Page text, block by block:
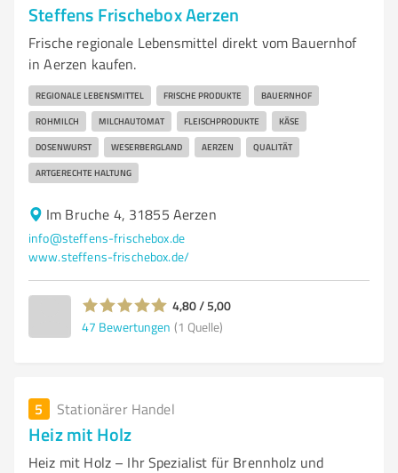
Steffens Frischebox Aerzen
Frische regionale Lebensmittel direkt vom Bauernhof
in Aerzen kaufen.
REGIONALE LEBENSMITTEL FRISCHE PRODUKTE BAUERNHOF
ROHMILCH MILCHAUTOMAT FLEISCHPRODUKTE KÄSE
DOSENWURST WESERBERGLAND AERZEN QUALITÄT
ARTGERECHTE HALTUNG
Im Bruche 4, 31855 Aerzen
info@steffens-frischebox.de
www.steffens-frischebox.de/
4,80 / 5,00
47 Bewertungen (1 Quelle)
5 Stationärer Handel
Heiz mit Holz
Heiz mit Holz – Ihr Spezialist für Brennholz und